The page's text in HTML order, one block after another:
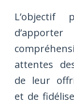
L’objectif
attentes
de leur
et de